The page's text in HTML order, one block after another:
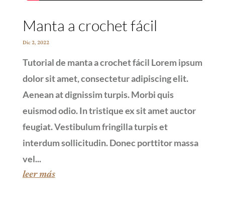
Manta a crochet fácil
Dic 2, 2022
Tutorial de manta a crochet fácil Lorem ipsum
dolor sit amet, consectetur adipiscing elit.
Aenean at dignissim turpis. Morbi quis
euismod odio. In tristique ex sit amet auctor
feugiat. Vestibulum fringilla turpis et
interdum sollicitudin. Donec porttitor massa
vel...
leer más